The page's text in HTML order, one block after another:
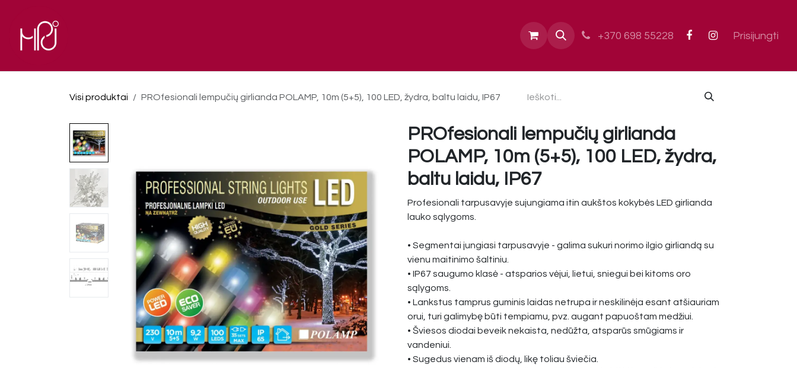
Kontaktai +370 698 55228 Prisijungti
Visi produktai PROfesionali lempučių girlianda POLAMP, 10m (5+5), 100 LED, žydra, baltu laidu, IP67
PROfesionali lempučių girlianda
POLAMP, 10m (5+5), 100 LED, žydra,
baltu laidu, IP67
Profesionali tarpusavyje sujungiama itin aukštos kokybės LED girlianda
lauko sąlygoms.
• Segmentai jungiasi tarpusavyje - galima sukuri norimo ilgio girliandą su
vienu maitinimo šaltiniu.
• IP67 saugumo klasė - atsparios vėjui, lietui, sniegui bei kitoms oro
sąlygoms.
• Lankstus tamprus guminis laidas netrupa ir neskilinėja esant atšiauriam
orui, turi galimybę būti tempiamu, pvz. augant papuoštam medžiui.
• Šviesos diodai beveik nekaista, nedūžta, atsparūs smūgiams ir
vandeniui.
• Sugedus vienam iš diodų, likę toliau šviečia.